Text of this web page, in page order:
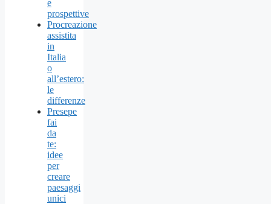
e
prospettive
Procreazione
assistita
in
Italia
o
all’estero:
le
differenze
Presepe
fai
da
te:
idee
per
creare
paesaggi
unici